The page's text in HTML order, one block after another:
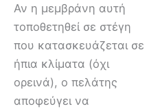
Αν η μεμβράνη αυτή
τοποθετηθεί σε στέγη
που κατασκευάζεται σε
ήπια κλίματα (όχι
ορεινά), ο πελάτης
αποφεύγει να